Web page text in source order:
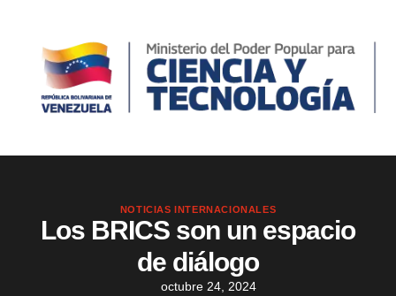
NOTICIAS INTERNACIONALES
Los BRICS son un espacio
de diálogo
octubre 24, 2024